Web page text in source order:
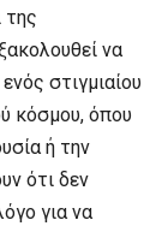
της
να
στιγμιαίου
κόσμου, όπου
ή την
ότι δεν
για να